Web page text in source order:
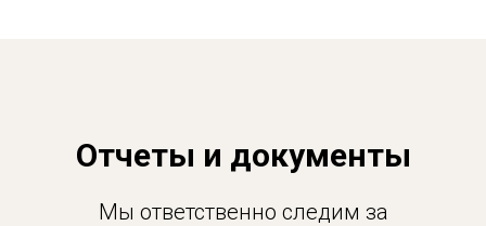
Отчеты и документы
Мы ответственно следим за